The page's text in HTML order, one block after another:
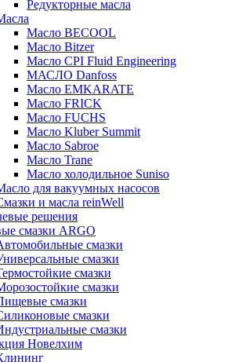
Редукторные масла
Масло BECOOL
Масло Bitzer
Масло CPI Fluid Engineering
МАСЛО Danfoss
Масло EMKARATE
Масло FRICK
Масло FUCHS
Масло Kluber Summit
Масло Sabroe
Масло Trane
Масло холодильное Suniso
для вакуумных насосов
и масла reinWell
решения
смазки ARGO
смазки
смазки
смазки
смазки
смазки
смазки
смазки
Новелхим